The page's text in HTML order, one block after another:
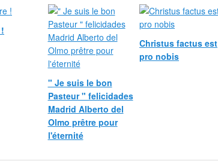
" Je suis le bon
Pasteur " felicidades
Madrid Alberto del
Olmo prêtre pour
l'éternité
Christus factus est
pro nobis